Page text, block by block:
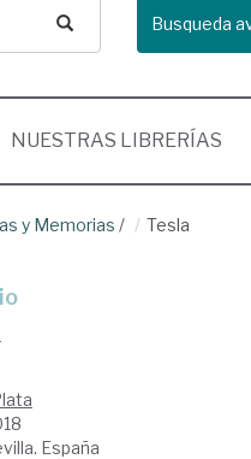
Busqueda
NUESTRAS LIBRERÍAS
y Memorias / Tesla
España